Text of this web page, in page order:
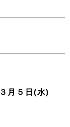
月５日(水)